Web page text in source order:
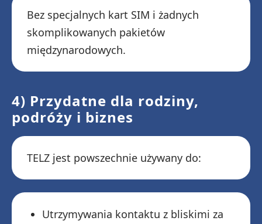
Bez specjalnych kart SIM i żadnych
skomplikowanych pakietów
międzynarodowych.
4) Przydatne dla rodziny,
podróży i biznes
TELZ jest powszechnie używany do:
Utrzymywania kontaktu z bliskimi za